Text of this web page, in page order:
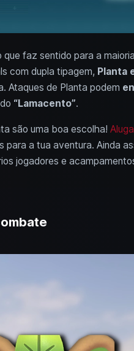
que faz sentido para a
com dupla tipagem, Planta
Ataques de Planta podem
“Lamacento”.
são uma boa escolha!
a tua aventura. Ainda
jogadores e